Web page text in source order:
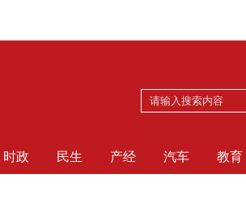
时政 民生 产经 汽车 教育